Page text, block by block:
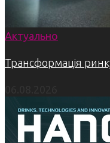
Актуально
Трансформація